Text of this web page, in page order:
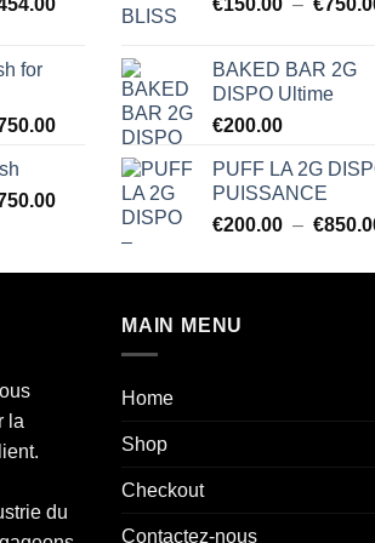
$750.00
$150.00
$454.00
for
Plage
$150.00
Plage
$150.00
BAKED BAR 2G
DISPO Ultime
€200.00
PUFF LA 2G
PUISSANCE
€200.00 – €
la
du
MAIN MENU
Home
Shop
Checkout
Contactez-nous